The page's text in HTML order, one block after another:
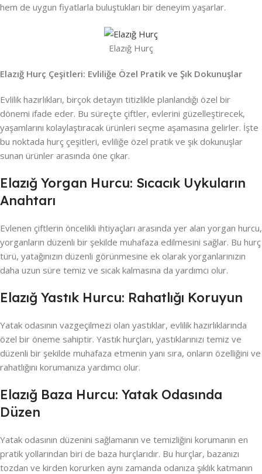
hem de uygun fiyatlarla buluştukları bir deneyim yaşarlar.
Elazığ Hurç
Elazığ Hurç Çeşitleri: Evliliğe Özel Pratik ve Şık Dokunuşlar
Evlilik hazırlıkları, birçok detayın titizlikle planlandığı özel bir
dönemi ifade eder. Bu süreçte çiftler, evlerini güzelleştirecek,
yaşamlarını kolaylaştıracak ürünleri seçme aşamasına gelirler. İşte
bu noktada hurç çeşitleri, evliliğe özel pratik ve şık dokunuşlar
sunan ürünler arasında öne çıkar.
Elazığ Yorgan Hurcu: Sıcacık Uykuların
Anahtarı
Evlenen çiftlerin öncelikli ihtiyaçları arasında yer alan yorgan hurcu,
yorganların düzenli bir şekilde muhafaza edilmesini sağlar. Bu hurç
türü, yatağınızın düzenli görünmesine ek olarak yorganlarınızın
daha uzun süre temiz ve sıcak kalmasına da yardımcı olur.
Elazığ Yastık Hurcu: Rahatlığı Koruyun
Yatak odasının vazgeçilmezi olan yastıklar, evlilik hazırlıklarında
özel bir öneme sahiptir. Yastık hurçları, yastıklarınızı temiz ve
düzenli bir şekilde muhafaza etmenin yanı sıra, onların özelliğini ve
rahatlığını korumanıza yardımcı olur.
Elazığ Baza Hurcu: Yatak Odasında
Düzen
Yatak odasının düzenini sağlamanın ve temizliğini korumanın en
pratik yollarından biri de baza hurçlarıdır. Bu hurçlar, bazanızı
tozdan ve kirden korurken aynı zamanda odanıza şıklık katmanın